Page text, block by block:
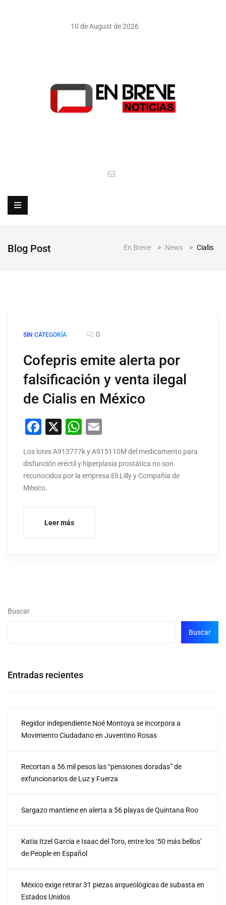
10 de August de 2026
Blog Post En Breve > News > Cialis
SIN CATEGORÍA 0
Cofepris emite alerta por
falsificación y venta ilegal
de Cialis en México
Facebook
X WhatsApp
Los lotes A913777k y A915110M del medicamento para
disfunción eréctil y hiperplasia prostática no son
reconocidos por la empresa Eli Lilly y Compañía de
México.
Leer más
Buscar
Buscar
Entradas recientes
Regidor independiente Noé Montoya se incorpora a
Movimiento Ciudadano en Juventino Rosas
Recortan a 56 mil pesos las “pensiones doradas” de
exfuncionarios de Luz y Fuerza
Sargazo mantiene en alerta a 56 playas de Quintana Roo
Katia Itzel García e Isaac del Toro, entre los ‘50 más bellos’
de People en Español
México exige retirar 31 piezas arqueológicas de subasta en
Estados Unidos